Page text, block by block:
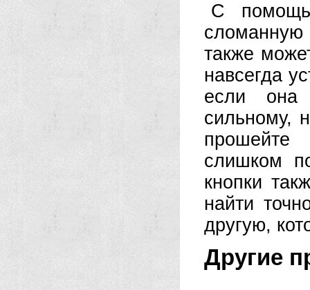
С
сломанную
также
навсегда
если она
сильному,
слишком
кнопки
найти
другую,
Другие